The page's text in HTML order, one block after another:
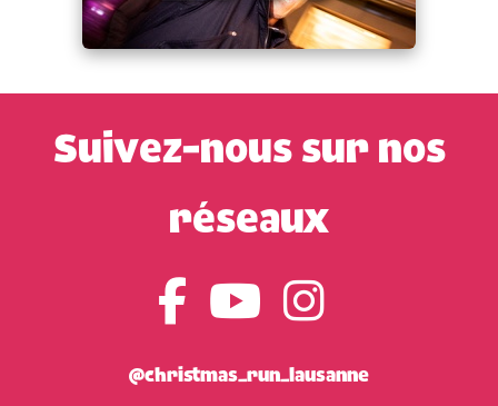
Suivez-nous sur nos
réseaux
@christmas_run_lausanne